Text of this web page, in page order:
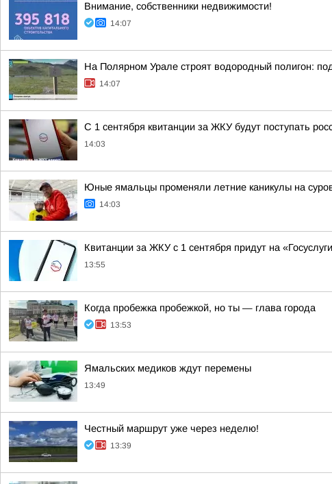
Внимание, собственники недвижимости!
14:07
На Полярном Урале строят водородный полигон:
14:07
С 1 сентября квитанции за ЖКУ будут поступать
14:03
Юные ямальцы променяли летние каникулы на
14:03
Квитанции за ЖКУ с 1 сентября придут на
13:55
Когда пробежка пробежкой, но ты — глава города
13:53
Ямальских медиков ждут перемены
13:49
Честный маршрут уже через неделю!
13:39